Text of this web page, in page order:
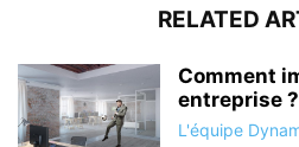
RELATED
Comment
entreprise ?
L'équipe